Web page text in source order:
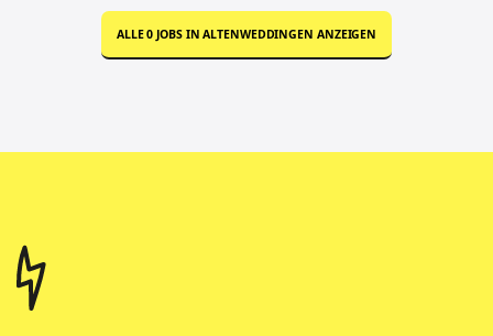
ALLE0 JOBS INALTENWEDDINGEN ANZEIGEN